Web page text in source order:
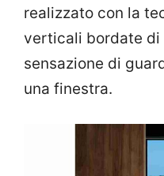
realizzato con la
verticali bordate di
sensazione di
una finestra.